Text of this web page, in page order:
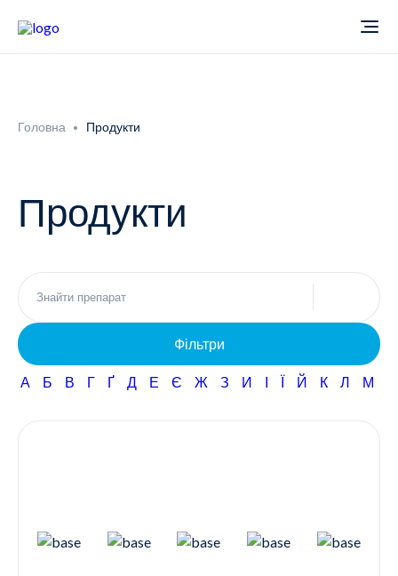
Новини
Неврологія
Фармаконагляд
Кар'єра
Головна Продукти
Продукти
Фільтри
А Б В Г Ґ Д Е Є Ж З И І Ї Й К Л М